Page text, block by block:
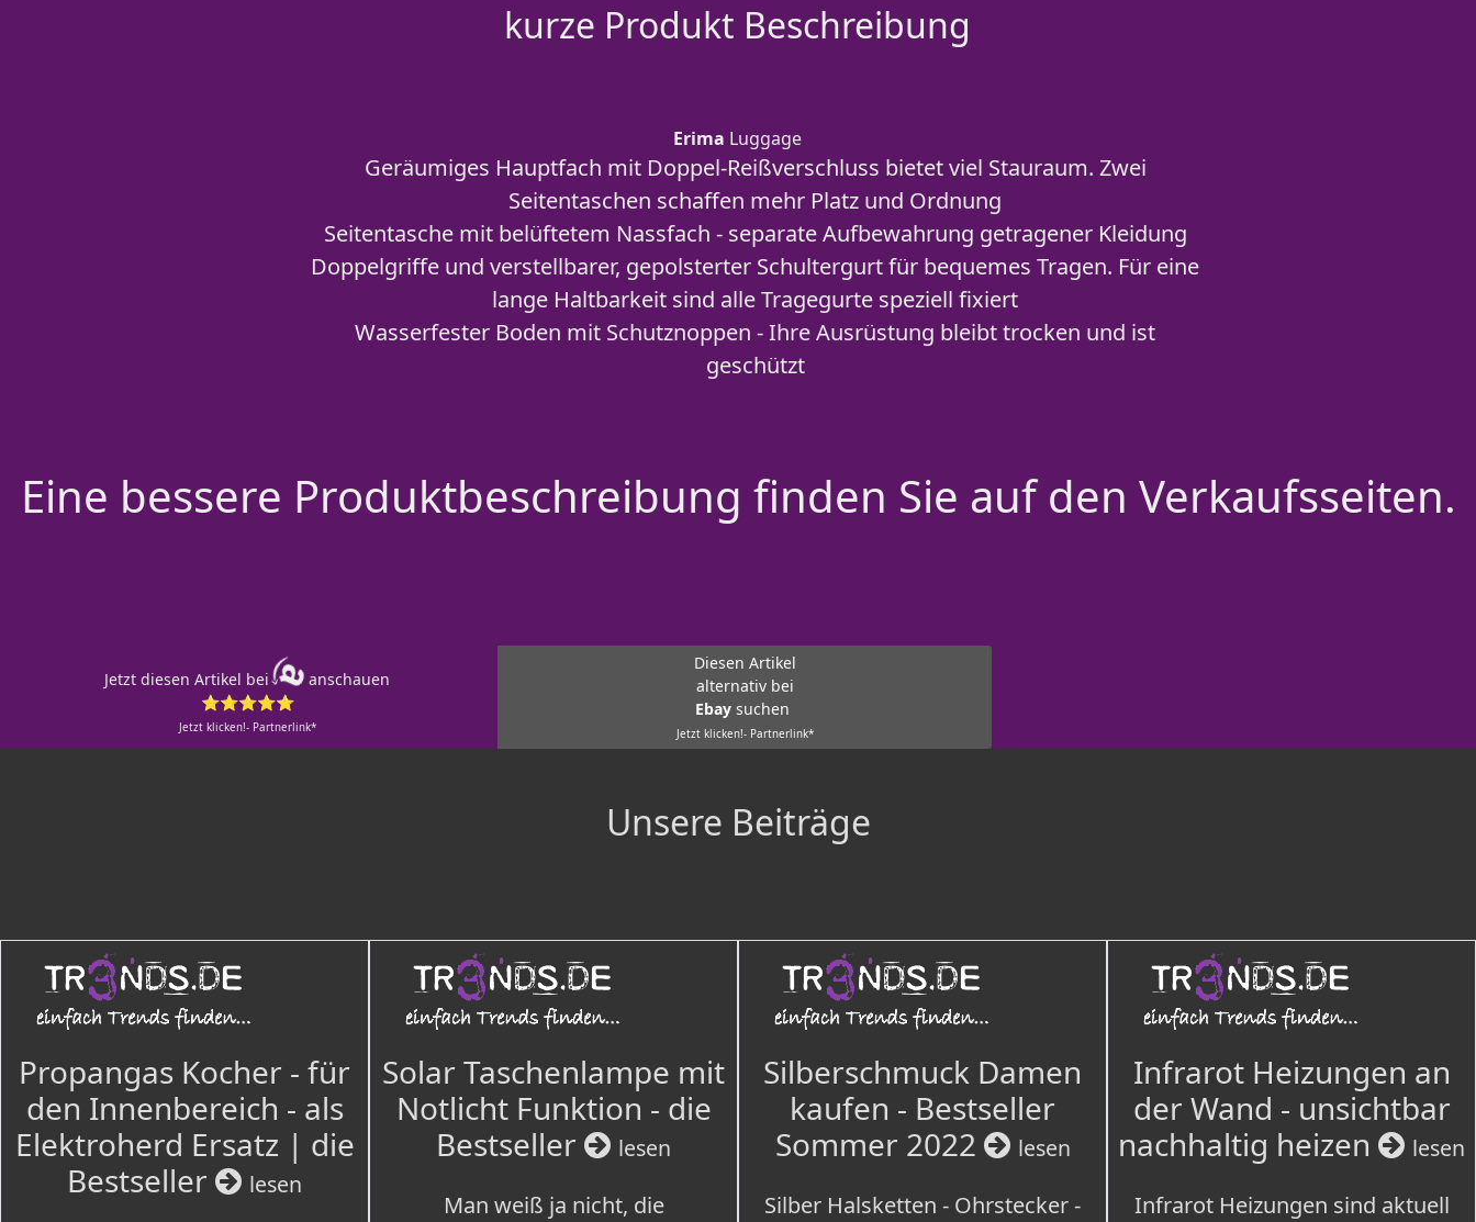
kurze Produkt Beschreibung
Erima Luggage
Geräumiges Hauptfach mit Doppel-Reißverschluss bietet viel Stauraum. Zwei
Seitentaschen schaffen mehr Platz und Ordnung
Seitentasche mit belüftetem Nassfach - separate Aufbewahrung getragener Kleidung
Doppelgriffe und verstellbarer, gepolsterter Schultergurt für bequemes Tragen. Für eine
lange Haltbarkeit sind alle Tragegurte speziell fixiert
Wasserfester Boden mit Schutznoppen - Ihre Ausrüstung bleibt trocken und ist
geschützt
Eine bessere Produktbeschreibung finden Sie auf den Verkaufsseiten.
Jetzt diesen Artikel bei
anschauen
⭐⭐⭐⭐⭐
Jetzt klicken!- Partnerlink*
Diesen Artikel
alternativ bei
Ebay suchen
Jetzt klicken!- Partnerlink*
Unsere Beiträge
Propangas Kocher - für
den Innenbereich - als
Elektroherd Ersatz | die
Bestseller
lesen
Solar Taschenlampe mit
Notlicht Funktion - die
Bestseller
lesen
Man weiß ja nicht, die
Silberschmuck Damen
kaufen - Bestseller
Sommer 2022
lesen
Silber Halsketten - Ohrstecker -
Infrarot Heizungen an
der Wand - unsichtbar
nachhaltig heizen
lesen
Infrarot Heizungen sind aktuell